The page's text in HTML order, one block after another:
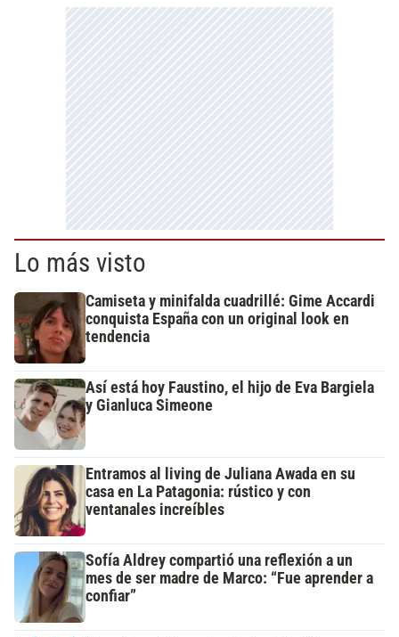
Lo más visto
Camiseta y minifalda cuadrillé: Gime Accardi
conquista España con un original look en
tendencia
Así está hoy Faustino, el hijo de Eva Bargiela
y Gianluca Simeone
Entramos al living de Juliana Awada en su
casa en La Patagonia: rústico y con
ventanales increíbles
Sofía Aldrey compartió una reflexión a un
mes de ser madre de Marco: “Fue aprender a
confiar”